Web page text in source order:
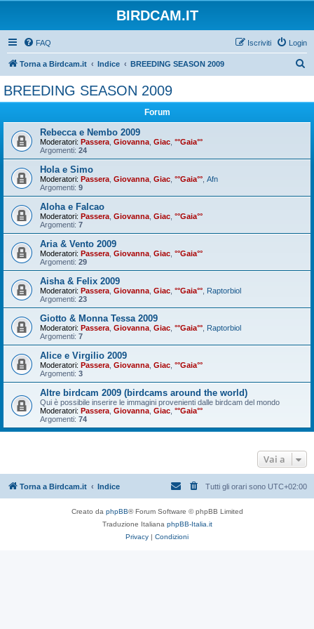
BIRDCAM.IT
FAQ Login
Iscriviti
Torna a Birdcam.it Indice BREEDING SEASON 2009
BREEDING SEASON 2009
Forum
Rebecca e Nembo 2009
Moderatori: Passera Giovanna Giac °°Gaia°°
Argomenti: 24
Hola e Simo
Moderatori: Passera Giovanna Giac °°Gaia°° Afn
Argomenti: 9
Aloha e Falcao
Moderatori: Passera Giovanna Giac °°Gaia°°
Argomenti: 7
Aria & Vento 2009
Moderatori: Passera Giovanna Giac °°Gaia°°
Argomenti: 29
Aisha & Felix 2009
Moderatori: Passera Giovanna Giac °°Gaia°° Raptorbiol
Argomenti: 23
Giotto & Monna Tessa 2009
Moderatori: Passera Giovanna Giac °°Gaia°° Raptorbiol
Argomenti: 7
Alice e Virgilio 2009
Moderatori: Passera Giovanna Giac °°Gaia°°
Argomenti: 3
Altre birdcam 2009 (birdcams around the world)
Qui è possibile inserire le immagini provenienti dalle birdcam del mondo
Moderatori: Passera Giovanna Giac °°Gaia°°
Argomenti: 74
Vai a
Torna a Birdcam.it Indice Tutti gli orari sono UTC+02:00
Creato da phpBB® Forum Software © phpBB Limited
Traduzione Italiana phpBB-Italia.it
Privacy | Condizioni